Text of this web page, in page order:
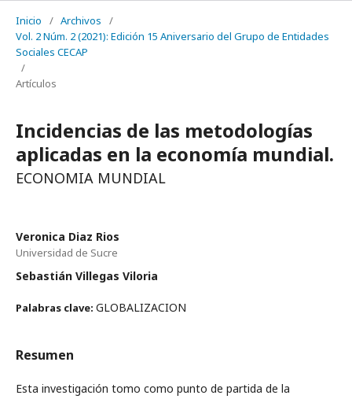
Inicio / Archivos
/
Vol. 2 Núm. 2 (2021): Edición 15 Aniversario del Grupo de Entidades
Sociales CECAP
/
Artículos
Incidencias de las metodologías
aplicadas en la economía mundial.
ECONOMIA MUNDIAL
Veronica Diaz Rios
Universidad de Sucre
Sebastián Villegas Viloria
Palabras clave: GLOBALIZACION
Resumen
Esta investigación tomo como punto de partida de la